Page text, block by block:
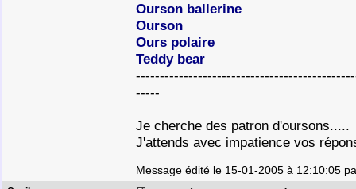
Ourson ballerine
Ourson
Ours polaire
Teddy bear
-----
Je cherche des patron d'oursons.....
J'attends avec impatience vos
Message édité le 15-01-2005 à 12:10:05